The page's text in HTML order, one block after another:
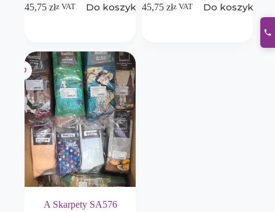
645,75złz VAT Do koszyka645,75złz VAT Do koszyka
A Skarpety SA576